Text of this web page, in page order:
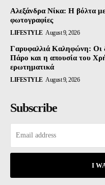
Αλεξάνδρα Νίκα: Η βόλτα με
φωτογραφίες
LIFESTYLE August 9, 2026
Γαρυφαλλιά Καληφώνη: Οι
Πάρο και η απουσία του
ερωτηματικά
LIFESTYLE August 9, 2026
Subscribe
I